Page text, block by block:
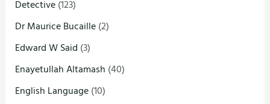
Detective(123)
Dr Maurice Bucaille(2)
Edward W Said (3)
Enayetullah Altamash (40)
English Language(10)